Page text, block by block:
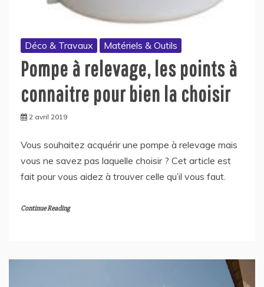
Déco & Travaux Matériels & Outils
Pompe à relevage, les points à
connaitre pour bien la choisir
2 avril 2019
Vous souhaitez acquérir une pompe à relevage mais
vous ne savez pas laquelle choisir ? Cet article est
fait pour vous aidez à trouver celle qu’il vous faut.
Continue Reading